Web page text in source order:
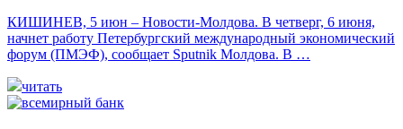
КИШИНЕВ, 5 июн – Новости-Молдова. В четверг, 6 июня,
начнет работу Петербургский международный экономический
форум (ПМЭФ), сообщает Sputnik Молдова. В …
читать